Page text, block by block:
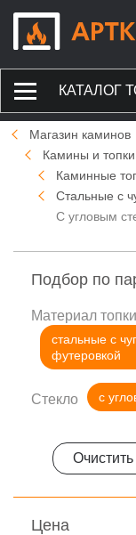
КАТАЛОГ
Магазин каминов
Камины и топки
Каминные
Стальные с
С угловым
Подбор по
Материал топки
стальные с
футеровкой
Стекло с
Цeна